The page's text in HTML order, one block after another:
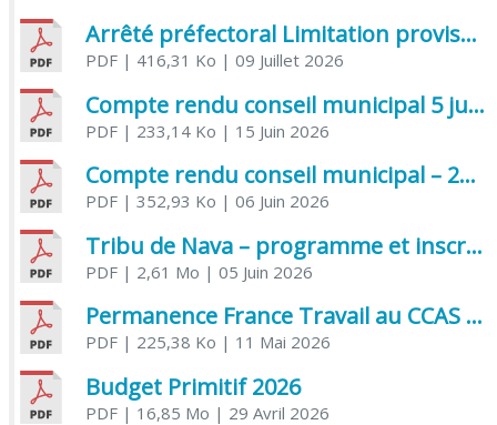
Arrêté préfectoral Limitation provisoire des usages de l’eau
PDF| 416,31 Ko | 09 Juillet 2026
Compte rendu conseil municipal 5 juin 2026 sénatoriale
PDF| 233,14 Ko | 15 Juin 2026
Compte rendu conseil municipal – 21 avril 2026
PDF| 352,93 Ko | 06 Juin 2026
Tribu de Nava – programme et inscriptions été 2026
PDF| 2,61 Mo | 05 Juin 2026
Permanence France Travail au CCAS de Saujon Juin 2026
PDF| 225,38 Ko | 11 Mai 2026
Budget Primitif 2026
PDF| 16,85 Mo | 29 Avril 2026